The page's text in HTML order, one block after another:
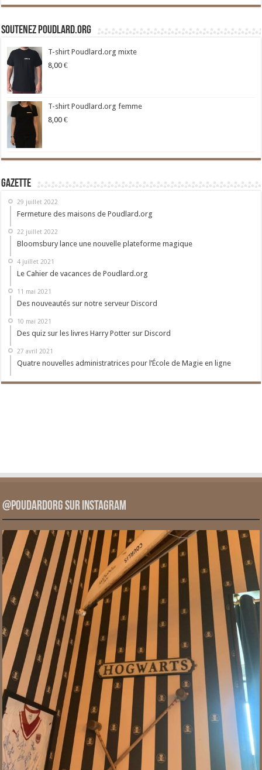
Soutenez Poudlard.org
T-shirt Poudlard.org mixte
8,00 €
T-shirt Poudlard.org femme
8,00 €
Gazette
29 juillet 2022
Fermeture des maisons de Poudlard.org
22 juillet 2022
Bloomsbury lance une nouvelle plateforme magique
4 juillet 2021
Le Cahier de vacances de Poudlard.org
11 mai 2021
Des nouveautés sur notre serveur Discord
10 mai 2021
Des quiz sur les livres Harry Potter sur Discord
27 avril 2021
Quatre nouvelles administratrices pour l’École de Magie en ligne
@PoudardOrg sur Instagram